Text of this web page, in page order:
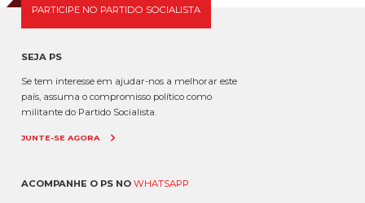
PARTICIPE NO PARTIDO SOCIALISTA
SEJA PS
Se tem interesse em ajudar-nos a melhorar este
país, assuma o compromisso político como
militante do Partido Socialista.
JUNTE-SE AGORA
ACOMPANHE O PS NO WHATSAPP